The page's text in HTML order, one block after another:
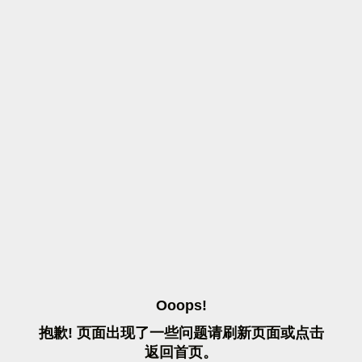
OOOPS!
抱歉! 页面出现了一些问题请刷 新页面或点击
返 回首页。